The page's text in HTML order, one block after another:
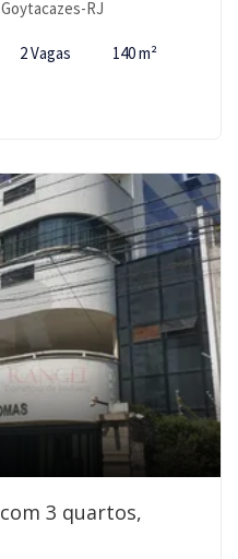
RJ
2 Vagas 140 m²
3 quartos,